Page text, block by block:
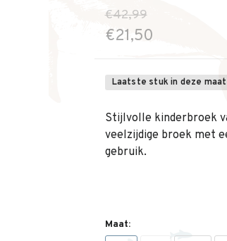
€42,99
€21,50
Laatste stuk in deze maat
Stijlvolle kinderbroek
veelzijdige broek met
gebruik.
Maat: